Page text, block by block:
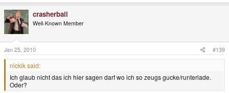
crasherball
Well-Known Member
Jan 25, 2010 #139
nickik said:
Ich glaub nicht das ich hier sagen darf wo ich so zeugs gucke/runterlade.
Oder?